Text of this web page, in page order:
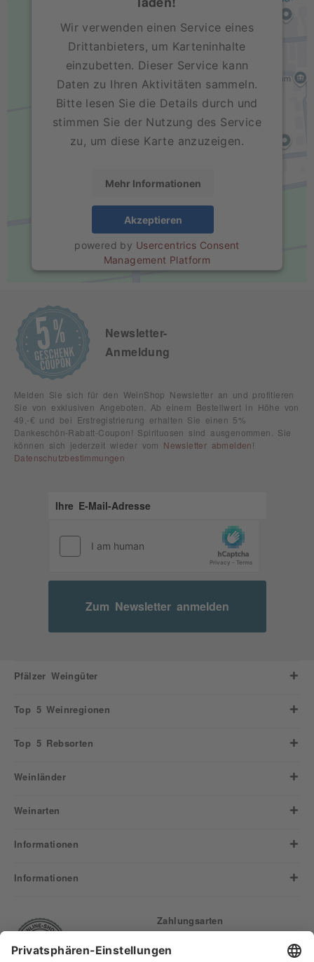
Wir verwenden einen Service eines
Drittanbieters, um Karteninhalte
einzubetten. Dieser Service kann
Daten zu Ihren Aktivitäten sammeln.
Bitte lesen Sie die Details durch und
stimmen Sie der Nutzung des Service
zu, um diese Karte anzuzeigen.
Mehr Informationen
Akzeptieren
powered by Usercentrics Consent
Management Platform
Newsletter-
Anmeldung
Melden Sie sich für den WeinShop Newsletter an und profitieren
Sie von exklusiven Angeboten. Ab einem Bestellwert in Höhe von
49,-€ und bei Erstregistrierung erhalten Sie einen 5%
Dankeschön-Rabatt-Coupon! Spirituosen sind ausgenommen. Sie
können sich jederzeit wieder vom Newsletter abmelden !
Datenschutzbestimmungen
Zum Newsletter anmelden
Pfälzer Weingüter
Top 5 Weinregionen
Top 5 Rebsorten
Weinländer
Weinarten
Informationen
Informationen
Zahlungsarten